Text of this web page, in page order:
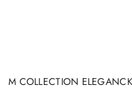
M COLLECTION